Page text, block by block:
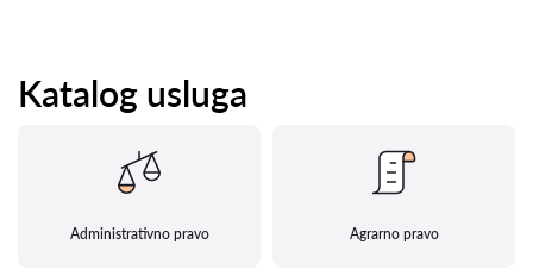
Katalog usluga
Administrativno pravo Agrarno pravo